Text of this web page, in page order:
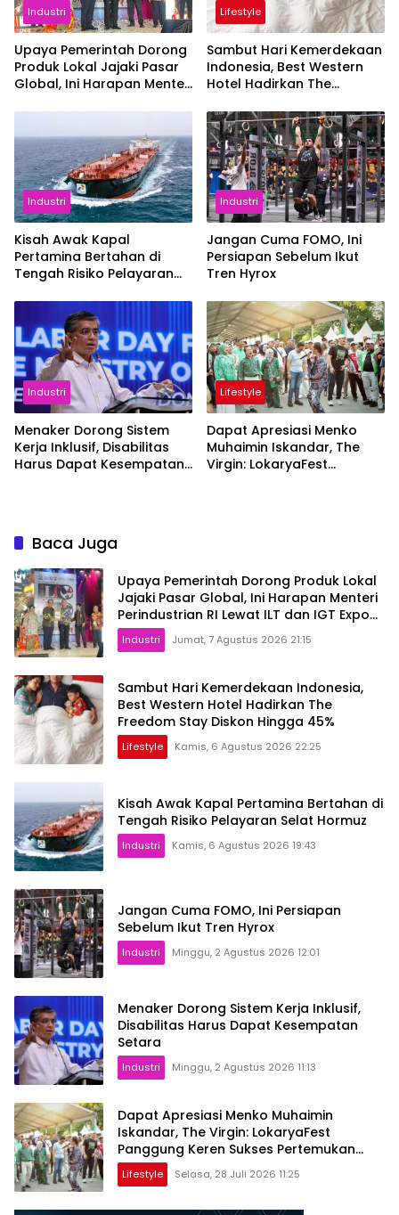
Industri
Upaya Pemerintah Dorong
Produk Lokal Jajaki Pasar
Global, Ini Harapan Menteri
dan IGT Expo 2026
Lifestyle
Sambut Hari Kemerdekaan
Indonesia, Best Western
Hotel Hadirkan The
Hingga 45%
Industri
Kisah Awak Kapal
Pertamina Bertahan di
Tengah Risiko Pelayaran
Industri
Jangan Cuma FOMO, Ini
Persiapan Sebelum Ikut
Tren Hyrox
Industri
Menaker Dorong Sistem
Kerja Inklusif, Disabilitas
Harus Dapat Kesempatan
Lifestyle
Dapat Apresiasi Menko
Muhaimin Iskandar, The
Virgin: LokaryaFest
Baca Juga
Upaya Pemerintah Dorong Produk Lokal
Jajaki Pasar Global, Ini Harapan Menteri
Perindustrian RI Lewat ILT dan IGT Expo
2026
Industri Jumat, 7 Agustus 2026 21:15
Sambut Hari Kemerdekaan Indonesia,
Best Western Hotel Hadirkan The
Freedom Stay Diskon Hingga 45%
Lifestyle Kamis, 6 Agustus 2026 22:25
Kisah Awak Kapal Pertamina Bertahan di
Tengah Risiko Pelayaran Selat Hormuz
Industri Kamis, 6 Agustus 2026 19:43
Jangan Cuma FOMO, Ini Persiapan
Sebelum Ikut Tren Hyrox
Industri Minggu, 2 Agustus 2026 12:01
Menaker Dorong Sistem Kerja Inklusif,
Disabilitas Harus Dapat Kesempatan
Setara
Industri Minggu, 2 Agustus 2026 11:13
Dapat Apresiasi Menko Muhaimin
Iskandar, The Virgin: LokaryaFest
Panggung Keren Sukses Pertemukan
Kolaborasi Apik
Lifestyle Selasa, 28 Juli 2026 11:25